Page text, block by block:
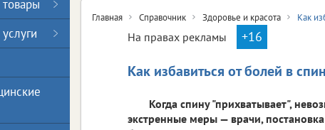
Главная Справочник Здоровье и красота Как
На правах рекламы +16
Как избавиться от болей в
Когда спину "прихватывает",
экстренные меры — врачи,